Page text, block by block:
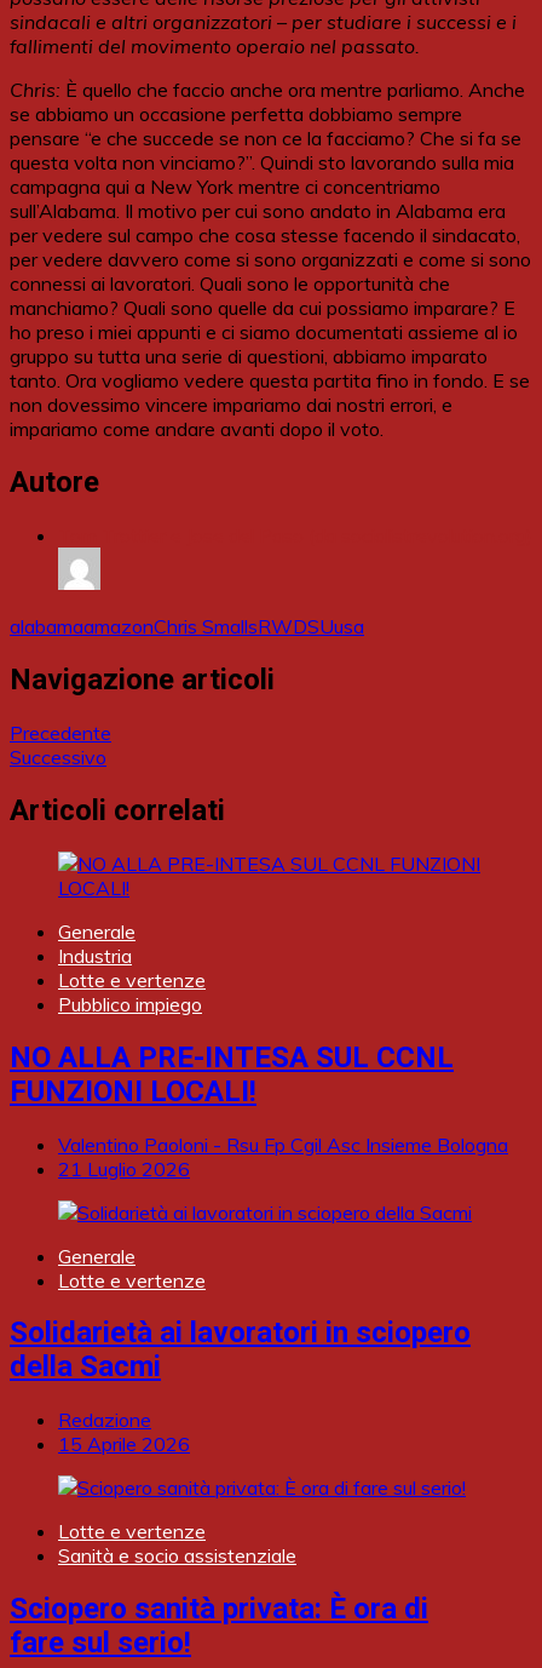
sindacali e altri organizzatori – per studiare i successi e i
fallimenti del movimento operaio nel passato.
Chris: È quello che faccio anche ora mentre parliamo. Anche
se abbiamo un occasione perfetta dobbiamo sempre
pensare “e che succede se non ce la facciamo? Che si fa se
questa volta non vinciamo?”. Quindi sto lavorando sulla mia
campagna qui a New York mentre ci concentriamo
sull’Alabama. Il motivo per cui sono andato in Alabama era
per vedere sul campo che cosa stesse facendo il sindacato,
per vedere davvero come si sono organizzati e come si sono
connessi ai lavoratori. Quali sono le opportunità che
manchiamo? Quali sono quelle da cui possiamo imparare? E
ho preso i miei appunti e ci siamo documentati assieme al io
gruppo su tutta una serie di questioni, abbiamo imparato
tanto. Ora vogliamo vedere questa partita fino in fondo. E se
non dovessimo vincere impariamo dai nostri errori, e
impariamo come andare avanti dopo il voto.
Autore
alabamaamazonChris SmallsRWDSUusa
Navigazione articoli
Precedente
Successivo
Articoli correlati
Generale
Industria
Lotte e vertenze
Pubblico impiego
NO ALLA PRE-INTESA SUL CCNL
FUNZIONI LOCALI!
Valentino Paoloni - Rsu Fp Cgil Asc Insieme Bologna
21 Luglio 2026
Generale
Lotte e vertenze
Solidarietà ai lavoratori in sciopero
della Sacmi
Redazione
15 Aprile 2026
Lotte e vertenze
Sanità e socio assistenziale
Sciopero sanità privata: È ora di
fare sul serio!